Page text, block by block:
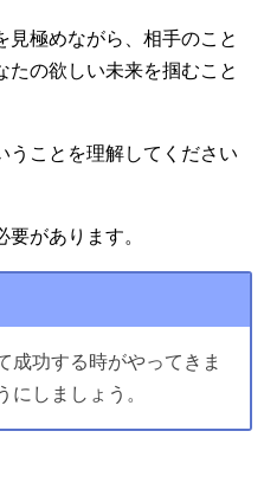
見極めながら、相手のこと
たの欲しい未来を掴むこと
うことを理解してください
があります。
成功する時がやってきま
にしましょう。